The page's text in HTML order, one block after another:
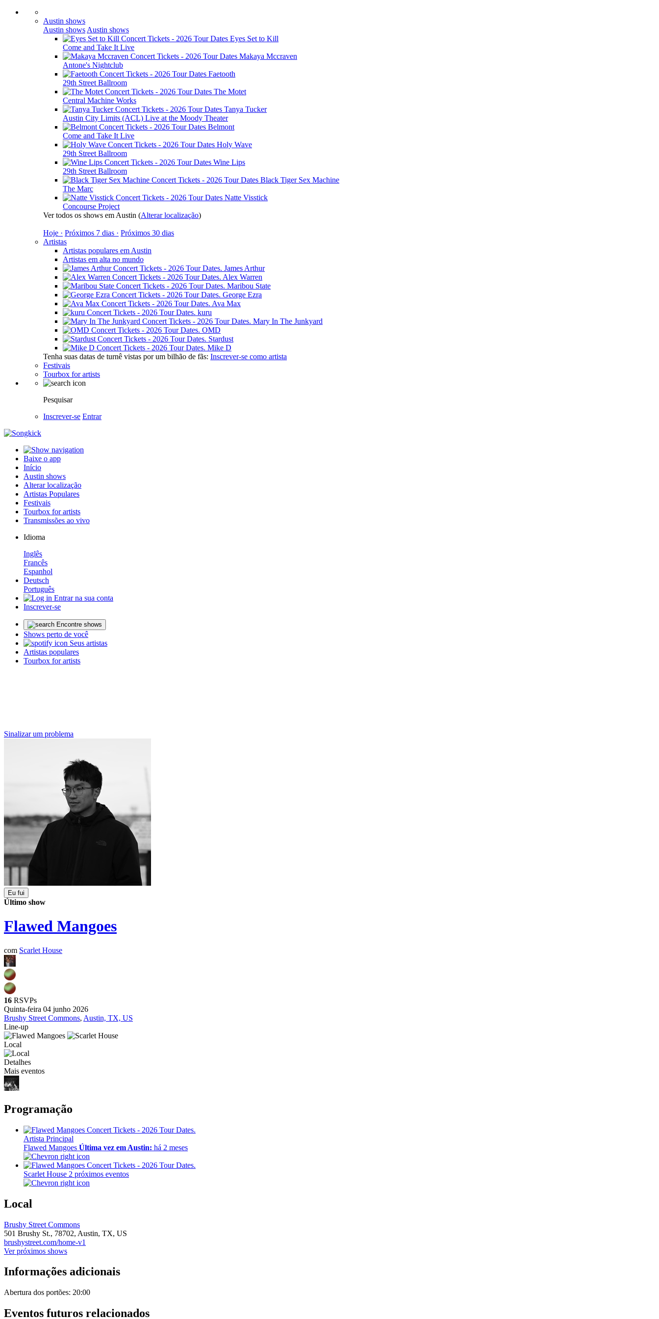
Austin shows
Austin shows Austin shows
Eyes Set to Kill
Come and Take It Live
Makaya Mccraven
Antone's Nightclub
Faetooth
29th Street Ballroom
The Motet
Central Machine Works
Tanya Tucker
Austin City Limits (ACL) Live at the Moody Theater
Belmont
Come and Take It Live
Holy Wave
29th Street Ballroom
Wine Lips
29th Street Ballroom
Black Tiger Sex Machine
The Marc
Natte Visstick
Concourse Project
Ver todos os shows em Austin (Alterar localização)
Hoje · Próximos 7 dias · Próximos 30 dias
Artistas
Artistas populares em Austin
Artistas em alta no mundo
James Arthur
Alex Warren
Maribou State
George Ezra
Ava Max
kuru
Mary In The Junkyard
OMD
Stardust
Mike D
Tenha suas datas de turnê vistas por um bilhão de fãs: Inscrever-se como artista
Festivais
Tourbox for artists
Pesquisar
Inscrever-se Entrar
Baixe o app
Início
Austin shows
Alterar localização
Artistas Populares
Festivais
Tourbox for artists
Transmissões ao vivo
Idioma
Inglês
Francês
Espanhol
Deutsch
Português
Entrar na sua conta
Inscrever-se
Encontre shows
Shows perto de você
Seus artistas
Artistas populares
Tourbox for artists
Sinalizar um problema
Eu fui
Último show
Flawed Mangoes
com Scarlet House
16 RSVPs
Quinta-feira 04 junho 2026
Brushy Street Commons, Austin, TX, US
Line-up
Local
Detalhes
Mais eventos
Programação
Artista Principal
Flawed Mangoes Última vez em Austin: há 2 meses
Scarlet House 2 próximos eventos
Local
Brushy Street Commons
501 Brushy St., 78702, Austin, TX, US
brushystreet.com/home-v1
Ver próximos shows
Informações adicionais
Abertura dos portões: 20:00
Eventos futuros relacionados